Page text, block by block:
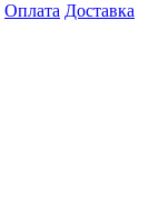
Оплата Доставка